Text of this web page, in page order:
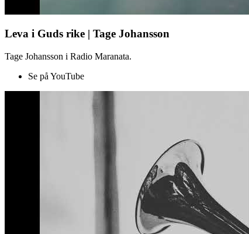
Leva i Guds rike | Tage Johansson
Tage Johansson i Radio Maranata.
Se på YouTube